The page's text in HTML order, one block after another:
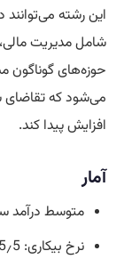
این رشته
شامل مدیریت
حوزه‌های گوناگون
می‌شود که تقاضای
افزایش پیدا کند.
آمار
متوسط درآمد سالانه:
نرخ بیکاری: 5٫5 درصد